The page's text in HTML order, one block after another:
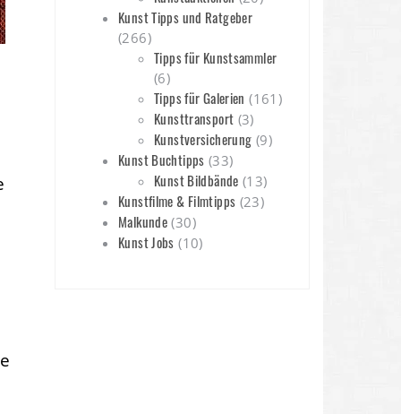
Kunst Tipps und Ratgeber
(266)
Tipps für Kunstsammler
(6)
Tipps für Galerien (161)
Kunsttransport (3)
Kunstversicherung (9)
Kunst Buchtipps (33)
Kunst Bildbände (13)
Kunstfilme & Filmtipps (23)
Malkunde (30)
Kunst Jobs (10)